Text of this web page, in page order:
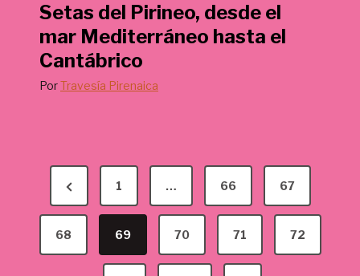
Setas del Pirineo, desde el
mar Mediterráneo hasta el
Cantábrico
PorTravesía Pirenaica
P
r
e
v
1 … 66 67
68 69 70 71 72